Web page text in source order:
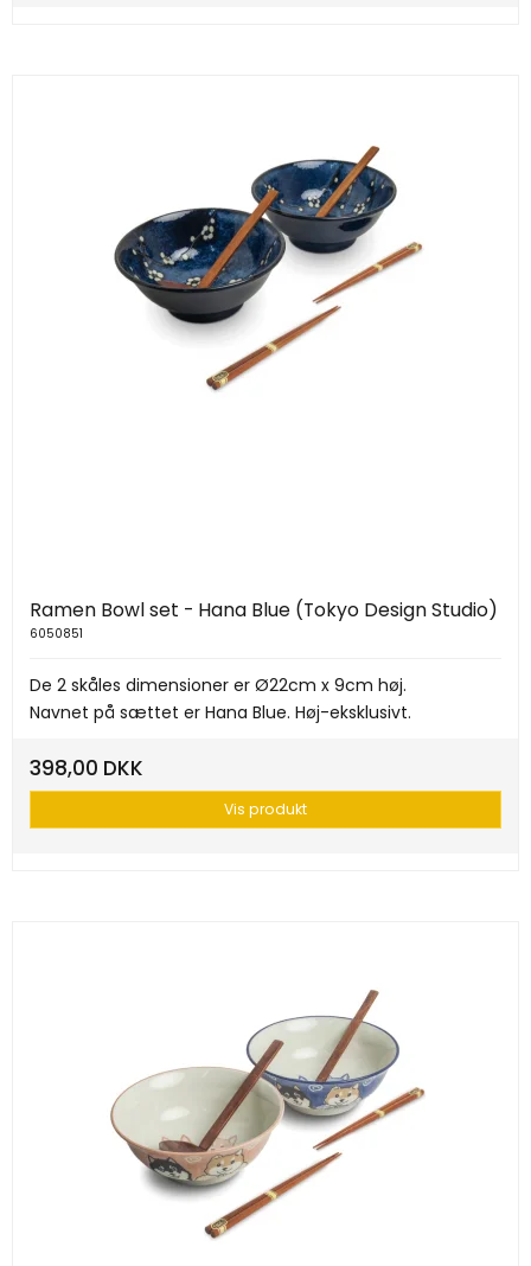
Ramen Bowl set - Hana Blue (Tokyo Design Studio)
6050851
De 2 skåles dimensioner er Ø22cm x 9cm høj.
Navnet på sættet er Hana Blue. Høj-eksklusivt.
398,00 DKK
Vis produkt